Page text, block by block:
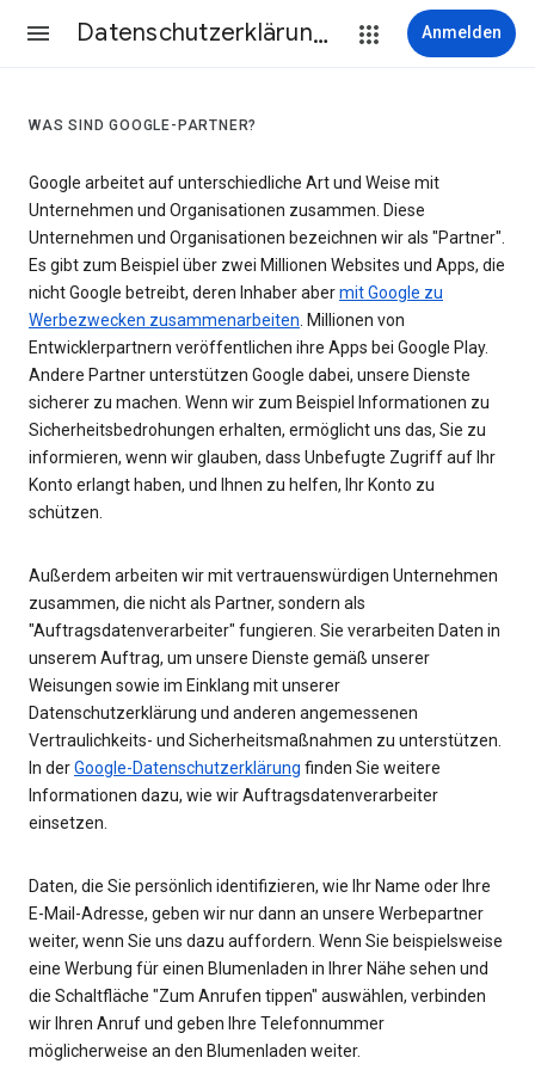
Datenschutzerklärung & Nutzungsbedingungen Anmelden
WAS SIND GOOGLE-PARTNER?
Google arbeitet auf unterschiedliche Art und Weise mit
Unternehmen und Organisationen zusammen. Diese
Unternehmen und Organisationen bezeichnen wir als "Partner".
Es gibt zum Beispiel über zwei Millionen Websites und Apps, die
nicht Google betreibt, deren Inhaber abermit Google zu
Werbezwecken zusammenarbeiten. Millionen von
Entwicklerpartnern veröffentlichen ihre Apps bei Google Play.
Andere Partner unterstützen Google dabei, unsere Dienste
sicherer zu machen. Wenn wir zum Beispiel Informationen zu
Sicherheitsbedrohungen erhalten, ermöglicht uns das, Sie zu
informieren, wenn wir glauben, dass Unbefugte Zugriff auf Ihr
Konto erlangt haben, und Ihnen zu helfen, Ihr Konto zu
schützen.
Außerdem arbeiten wir mit vertrauenswürdigen Unternehmen
zusammen, die nicht als Partner, sondern als
"Auftragsdatenverarbeiter" fungieren. Sie verarbeiten Daten in
unserem Auftrag, um unsere Dienste gemäß unserer
Weisungen sowie im Einklang mit unserer
Datenschutzerklärung und anderen angemessenen
Vertraulichkeits- und Sicherheitsmaßnahmen zu unterstützen.
In derGoogle-Datenschutzerklärung finden Sie weitere
Informationen dazu, wie wir Auftragsdatenverarbeiter
einsetzen.
Daten, die Sie persönlich identifizieren, wie Ihr Name oder Ihre
E-Mail-Adresse, geben wir nur dann an unsere Werbepartner
weiter, wenn Sie uns dazu auffordern. Wenn Sie beispielsweise
eine Werbung für einen Blumenladen in Ihrer Nähe sehen und
die Schaltfläche "Zum Anrufen tippen" auswählen, verbinden
wir Ihren Anruf und geben Ihre Telefonnummer
möglicherweise an den Blumenladen weiter.